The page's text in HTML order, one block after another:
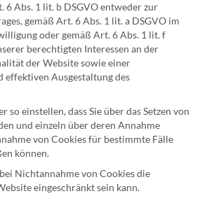
6 Abs. 1 lit. b DSGVO entweder zur
gemäß Art. 6 Abs. 1 lit. a DSGVO im
oder gemäß Art. 6 Abs. 1 lit. f
berechtigten Interessen an der
der Website sowie einer
Ausgestaltung des
so einstellen, dass Sie über das Setzen von
und einzeln über deren Annahme
von Cookies für bestimmte Fälle
können.
Nichtannahme von Cookies die
eingeschränkt sein kann.